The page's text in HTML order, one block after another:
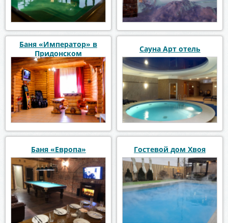
Баня «Император» в
Придонском
Сауна Арт отель
Баня «Европа» Гостевой дом Хвоя